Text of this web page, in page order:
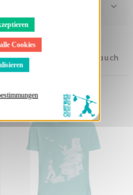
Cookies
haben, kauften auch